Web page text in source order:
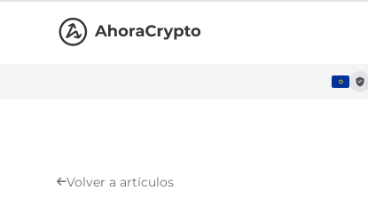
Volver a artículos